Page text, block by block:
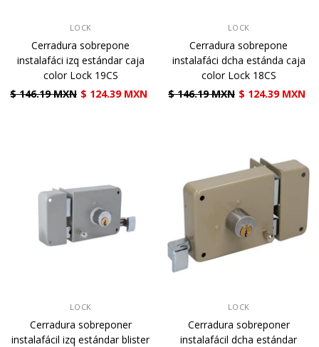
LOCK
Cerradura sobrepone
instalafáci izq estándar caja
color Lock 19CS
$ 146.19 MXN $ 124.39 MXN
LOCK
Cerradura sobrepone
instalafáci dcha estánda caja
color Lock 18CS
$ 146.19 MXN $ 124.39 MXN
LOCK
Cerradura sobreponer
instalafácil izq estándar blister
LOCK
Cerradura sobreponer
instalafácil dcha estándar